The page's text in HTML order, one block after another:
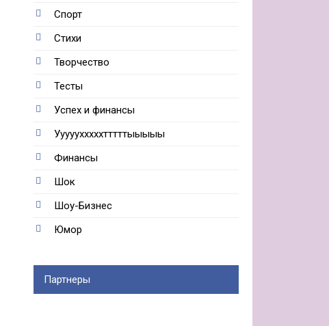
Спорт
Стихи
Творчество
Тесты
Успех и финансы
Ууууухххххтттттыыыыы
Финансы
Шок
Шоу-Бизнес
Юмор
Партнеры